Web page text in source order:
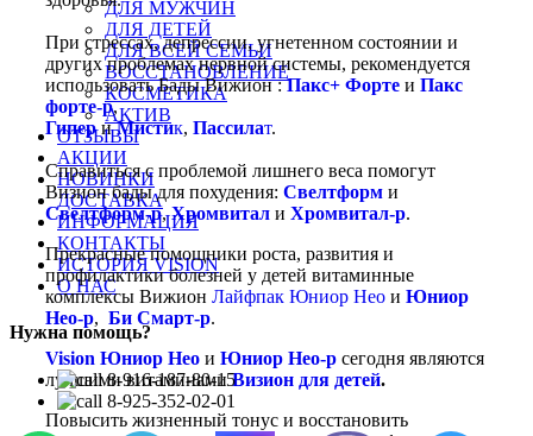
При стрессах, депрессии, угнетенном состоянии и
других проблемах нервной системы, рекомендуется
использовать Бады Вижион :Пакс+ Форте и Пакс
форте-р,
ГипериМистик, Пассилат.
Справиться с проблемой лишнего веса помогут
Визион бады для похудения: Свелтформ и
Свелтформ-р,Хромвитал и Хромвитал-р.
Прекрасные помощники роста, развития и
профилактики болезней у детей витаминные
комплексы Вижион Лайфпак Юниор Нео и Юниор
Нео-р, Би Смарт-р.
Vision Юниор Нео и Юниор Нео-р сегодня являются
лучшими витаминами Визион для детей.
Повысить жизненный тонус и восстановить
ДЛЯ МУЖЧИН
ДЛЯ ДЕТЕЙ
ДЛЯ ВСЕЙ СЕМЬИ
ВОССТАНОВЛЕНИЕ
КОСМЕТИКА
АКТИВ
ОТЗЫВЫ
АКЦИИ
НОВИНКИ
ДОСТАВКА
ИНФОРМАЦИЯ
КОНТАКТЫ
ИСТОРИЯ VISION
О НАС
Нужна помощь?
8-916-187-80-15
8-925-352-02-01